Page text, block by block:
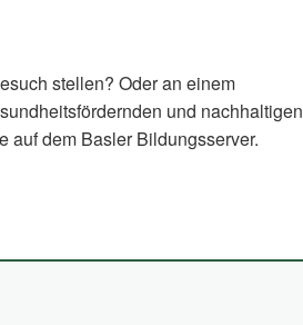
stellen? Oder an einem
und nachhaltigen
auf dem Basler Bildungsserver.